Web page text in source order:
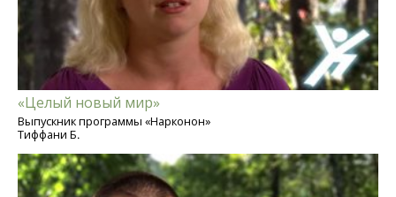
«Целый новый мир»
Выпускник программы «Нарконон»
Тиффани Б.